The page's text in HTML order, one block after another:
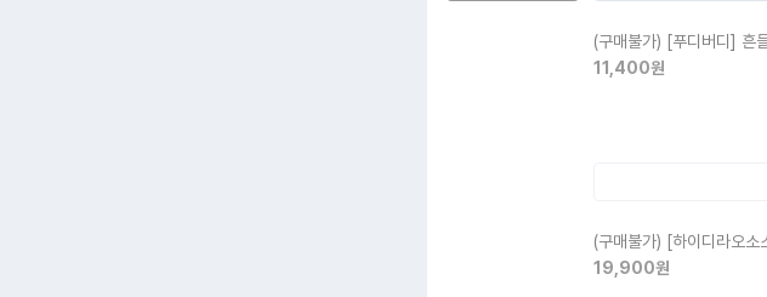
(구매불가) [푸디버디] 흔
11,400원
(구매불가) [하이디라오
19,900원